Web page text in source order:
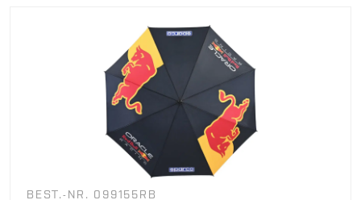
BEST.-NR. 099155RB